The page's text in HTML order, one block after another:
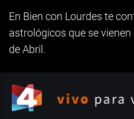
En Bien con Lourdes te
astrológicos que se
de Abril.